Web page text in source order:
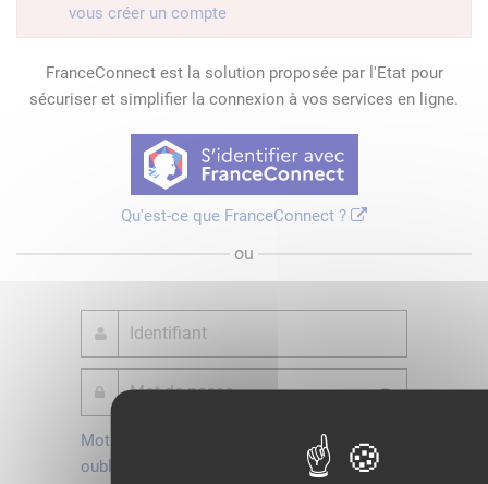
vous créer un compte
FranceConnect est la solution proposée par l'Etat pour
sécuriser et simplifier la connexion à vos services en ligne.
Qu'est-ce que FranceConnect ?
ou
Mot de passe
oublié ?
Je crée mon
compte